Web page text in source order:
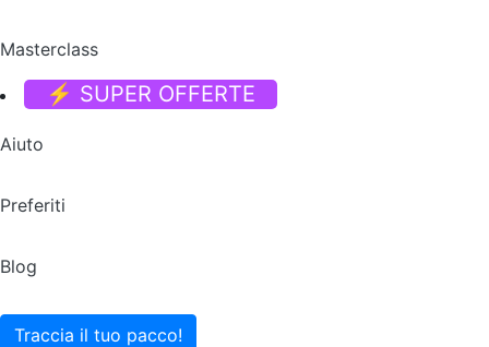
Masterclass
⚡ SUPER OFFERTE
Aiuto
Preferiti
Blog
Traccia il tuo pacco!